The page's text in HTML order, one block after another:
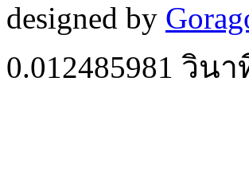
designed by
0.012485981 วินา